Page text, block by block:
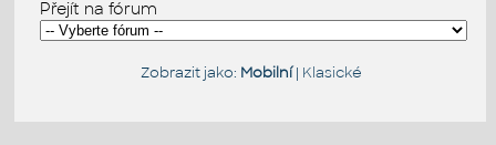
Přejít na fórum
Zobrazit jako: Mobilní| Klasické